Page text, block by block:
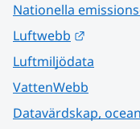
Nationella
Luftwebb
Luftmiljödata
VattenWebb
Datavärdskap,